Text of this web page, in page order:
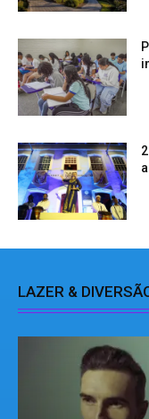
LAZER &